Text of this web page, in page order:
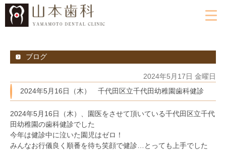
ブログ
2024年5月17日 金曜日
2024年5月16日（木） 千代田区立千代田幼稚園歯科健診
2024年5月16日（木）、園医をさせて頂いている千代田区立千代
田幼稚園の歯科健診でした
今年は健診中に泣いた園児はゼロ！
みんなお行儀良く順番を待ち笑顔で健診…とっても上手でした